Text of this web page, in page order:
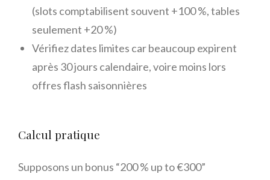
(slots comptabilisent souvent +100 %, tables
seulement +20 %)
Vérifiez dates limites car beaucoup expirent
après 30 jours calendaire, voire moins lors
offres flash saisonnières
Calcul pratique
Supposons un bonus “200 % up to €300”